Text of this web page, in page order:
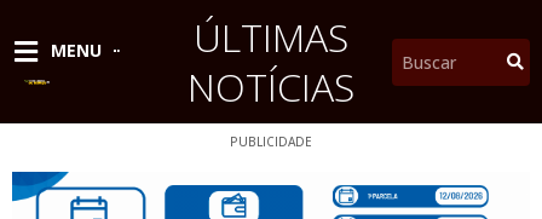
conteúdo
MENU
ÚLTIMAS
NOTÍCIAS
Pesquisar
PUBLICIDADE